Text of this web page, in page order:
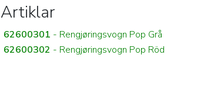
Artiklar
62600301 - Rengjøringsvogn Pop Grå
62600302 - Rengjøringsvogn Pop Röd